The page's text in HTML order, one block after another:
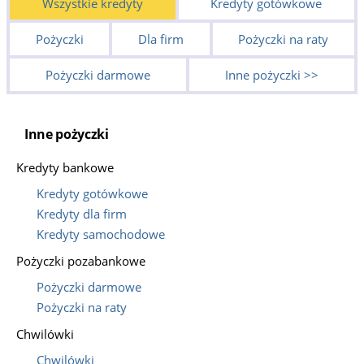
Pożyczki Dla firm Pożyczki na raty
Pożyczki darmowe Inne pożyczki >>
Inne pożyczki
Kredyty bankowe
Kredyty gotówkowe
Kredyty dla firm
Kredyty samochodowe
Pożyczki pozabankowe
Pożyczki darmowe
Pożyczki na raty
Chwilówki
Chwilówki